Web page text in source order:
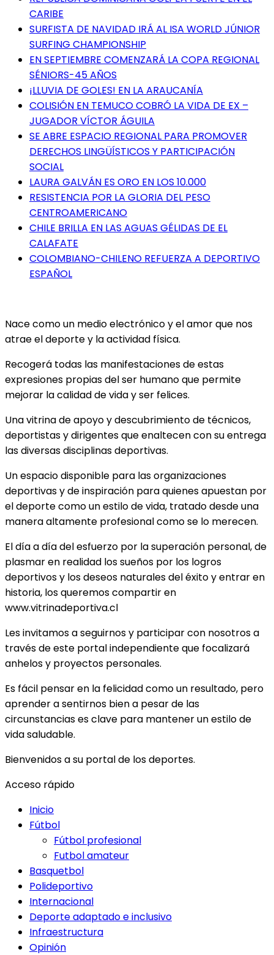
CARIBE
SURFISTA DE NAVIDAD IRÁ AL ISA WORLD JÚNIOR
SURFING CHAMPIONSHIP
EN SEPTIEMBRE COMENZARÁ LA COPA REGIONAL
SÉNIORS-45 AÑOS
¡LLUVIA DE GOLES! EN LA ARAUCANÍA
COLISIÓN EN TEMUCO COBRÓ LA VIDA DE EX –
JUGADOR VÍCTOR ÁGUILA
SE ABRE ESPACIO REGIONAL PARA PROMOVER
DERECHOS LINGÜÍSTICOS Y PARTICIPACIÓN
SOCIAL
LAURA GALVÁN ES ORO EN LOS 10.000
RESISTENCIA POR LA GLORIA DEL PESO
CENTROAMERICANO
CHILE BRILLA EN LAS AGUAS GÉLIDAS DE EL
CALAFATE
COLOMBIANO-CHILENO REFUERZA A DEPORTIVO
ESPAÑOL
Nace como un medio electrónico y el amor que nos
atrae el deporte y la actividad física.
Recogerá todas las manifestaciones de estas
expresiones propias del ser humano que permite
mejorar la calidad de vida y ser felices.
Una vitrina de apoyo y descubrimiento de técnicos,
deportistas y dirigentes que enaltecen con su entrega
las diversas disciplinas deportivas.
Un espacio disponible para las organizaciones
deportivas y de inspiración para quienes apuestan por
el deporte como un estilo de vida, tratado desde una
manera altamente profesional como se lo merecen.
El día a día del esfuerzo por la superación personal, de
plasmar en realidad los sueños por los logros
deportivos y los deseos naturales del éxito y entrar en
historia, los queremos compartir en
www.vitrinadeportiva.cl
Les invitamos a seguirnos y participar con nosotros a
través de este portal independiente que focalizará
anhelos y proyectos personales.
Es fácil pensar en la felicidad como un resultado, pero
aprender a sentirnos bien a pesar de las
circunstancias es clave para mantener un estilo de
vida saludable.
Bienvenidos a su portal de los deportes.
Acceso rápido
Inicio
Fútbol
Fútbol profesional
Futbol amateur
Basquetbol
Polideportivo
Internacional
Deporte adaptado e inclusivo
Infraestructura
Opinión